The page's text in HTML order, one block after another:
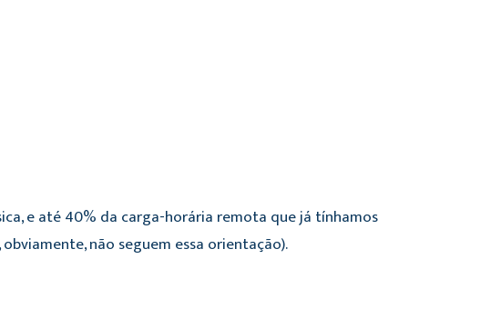
e até 40% da carga-horária remota que já tínhamos
não seguem essa orientação).